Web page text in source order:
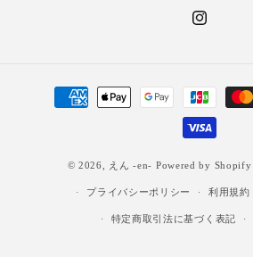
Instagram
© 2026, えん -en- Powered by Shopify
プライバシーポリシー 利用規約
特定商取引法に基づく表記